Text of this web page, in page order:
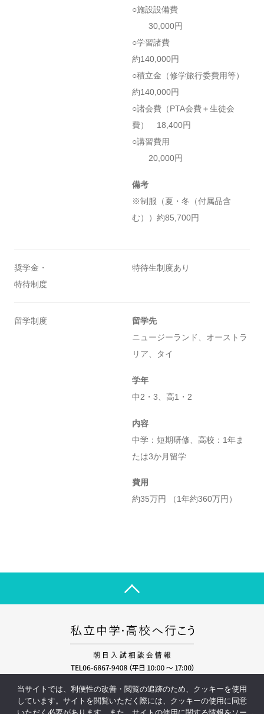
○施設設備費
30,000円
○学習諸費
約140,000円
○積立金（修学旅行委費用等）
約140,000円
○諸会費（PTA会費＋生徒会
費） 18,400円
○講習費用
20,000円
備考
※制服（夏・冬（付属品含
む））約85,700円
奨学金・
特待制度
特待生制度あり
留学制度
留学先
ニュージーランド、オーストラ
リア、タイ
学年
中2・3、高1・2
内容
中学：短期研修、高校：1年ま
たは3か月留学
費用
約35万円 （1年約360万円）
当サイトでは、利便性の改善・閲覧の追跡のため、クッキーを使用
しています。サイトを閲覧いただく際には、クッキーの使用に同意